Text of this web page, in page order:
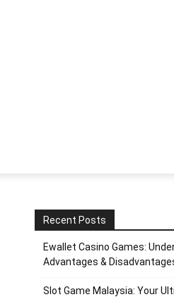
Recent Posts
Ewallet Casino Games:
Advantages &
Slot Game Malaysia: Your